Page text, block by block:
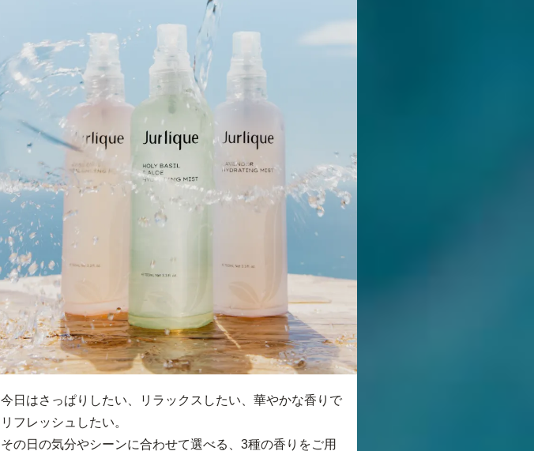
今日はさっぱりしたい、リラックスしたい、華やかな香りで
リフレッシュしたい。
その日の気分やシーンに合わせて選べる、3種の香りをご用